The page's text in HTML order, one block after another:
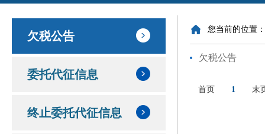
欠税公告
委托代征信息
终止委托代征信息
您当前的位置
欠税公告
首页 1 末